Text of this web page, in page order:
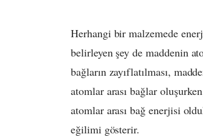
Herhangi bir malzemede
belirleyen şey de maddenin
bağların zayıflatılması,
atomlar arası bağlar
atomlar arası bağ enerjisi
eğilimi gösterir.